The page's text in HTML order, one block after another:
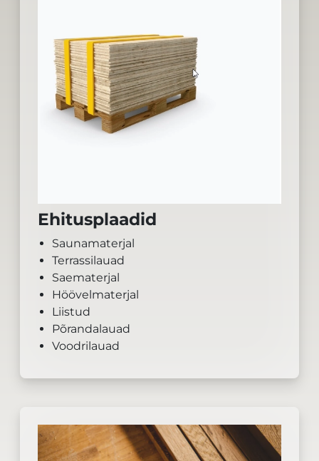
Ehitusplaadid
Saunamaterjal
Terrassilauad
Saematerjal
Höövelmaterjal
Liistud
Põrandalauad
Voodrilauad